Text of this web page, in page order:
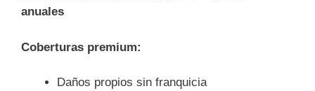
anuales
Coberturas premium:
Daños propios sin franquicia